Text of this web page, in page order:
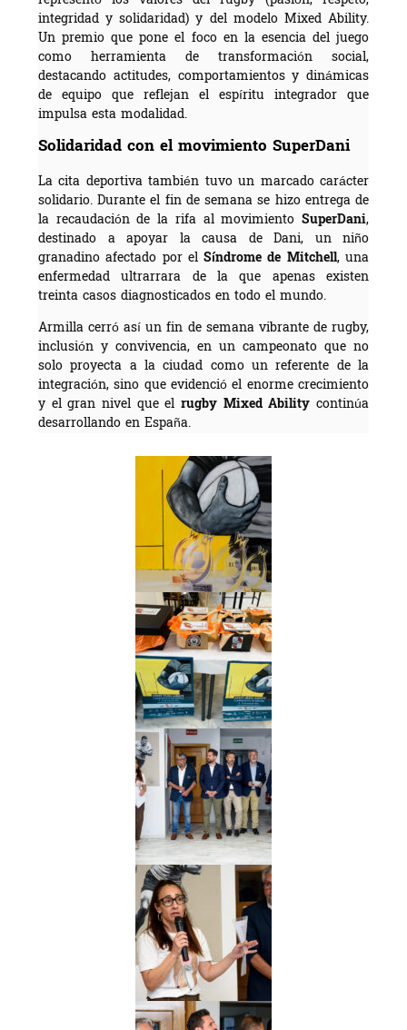
integridad y solidaridad) y del modelo Mixed Ability.
Un premio que pone el foco en la esencia del juego
como herramienta de transformación social,
destacando actitudes, comportamientos y dinámicas
de equipo que reflejan el espíritu integrador que
impulsa esta modalidad.
Solidaridad con el movimiento SuperDani
La cita deportiva también tuvo un marcado carácter
solidario. Durante el fin de semana se hizo entrega de
la recaudación de la rifa al movimiento SuperDani,
destinado a apoyar la causa de Dani, un niño
granadino afectado por elSíndrome de Mitchell, una
enfermedad ultrarrara de la que apenas existen
treinta casos diagnosticados en todo el mundo.
Armilla cerró así un fin de semana vibrante de rugby,
inclusión y convivencia, en un campeonato que no
solo proyecta a la ciudad como un referente de la
integración, sino que evidenció el enorme crecimiento
y el gran nivel que el rugby Mixed Ability continúa
desarrollando en España.